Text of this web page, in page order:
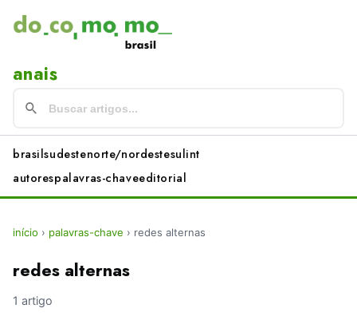
anais
brasilsudestenorte/nordestesulint
autorespalavras-chaveeditorial
início › palavras-chave › redes alternas
redes alternas
1 artigo